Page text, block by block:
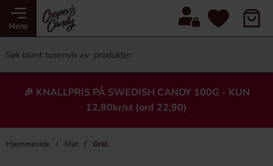
Meny
🎉 KNALLPRIS PÅ SWEDISH CANDY 100G - KUN
12,90kr/st (ord 22,90)
Hjemmeside Mat Grill